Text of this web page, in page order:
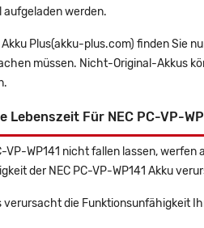
werden.
Akku Plus(akku-plus.com) finden Sie
müssen. Nicht-Original-Akkus
Lebenszeit Für NEC PC-VP-
VP-WP141 nicht fallen lassen,
der NEC PC-VP-WP141 Akku
verursacht die Funktionsunfähigkeit